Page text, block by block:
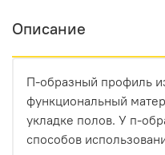
Описание
П-образный профиль
функциональный
укладке полов. У п-
способов